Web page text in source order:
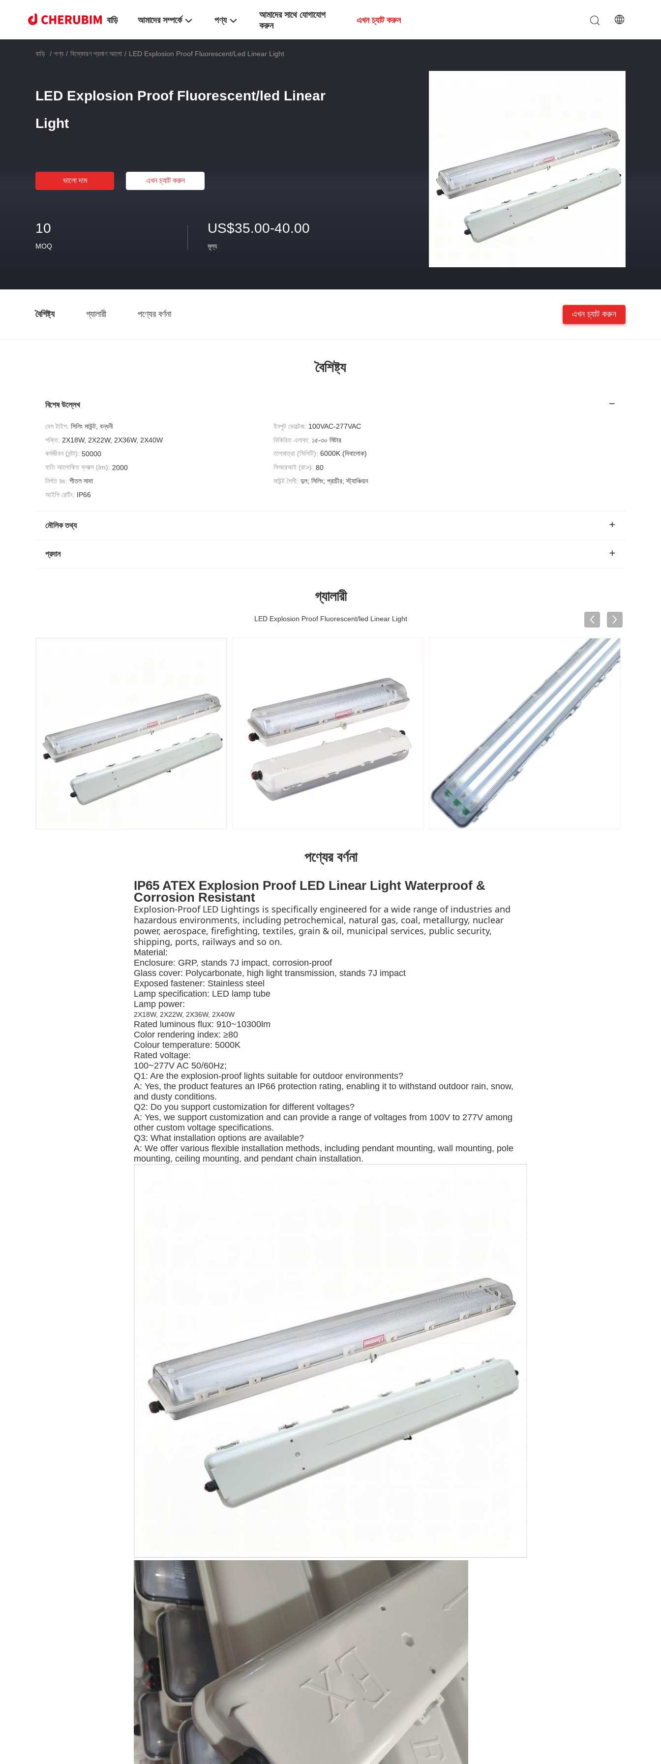
বাড়ি আমাদের সম্পর্কে পণ্য
আমাদের সাথে যোগাযোগ
করুন
এখন চ্যাট করুন
বাড়ি / পণ্য / বিস্ফোরণ প্রমাণ আলো / LED Explosion Proof Fluorescent/led Linear Light
LED Explosion Proof Fluorescent/led Linear
Light
ভালো দাম এখন চ্যাট করুন
10
MOQ
US$35.00-40.00
মূল্য
বৈশিষ্ট্য গ্যালারী পণ্যের বর্ণনা এখন চ্যাট করুন
বৈশিষ্ট্য
বিশেষ উল্লেখ
বেস টাইপ: সিলিং মাউন্ট, বন্ধনী ইনপুট ভোল্টেজ: 100VAC-277VAC
শক্তি: 2X18W, 2X22W, 2X36W, 2X40W বিকিরিত এলাকা: ১৫-৩০ মিটার
কর্মজীবন (ঘন্টা): 50000 তাপমাত্রা (সিসিটি): 6000K (দিবালোক)
বাতি আলোকিত ফ্লাক্স (lm): 2000 সিআরআই (রা>): 80
নির্গত রঙ: শীতল সাদা মাউন্ট শৈলী: দুল; সিলিং; প্রাচীর; স্ট্যাঞ্চিয়ন
আইপি রেটিং: IP66
মৌলিক তথ্য
প্রদান
গ্যালারী
LED Explosion Proof Fluorescent/led Linear Light
পণ্যের বর্ণনা
IP65 ATEX Explosion Proof LED Linear Light Waterproof &
Corrosion Resistant
Explosion-Proof LED Lightings is specifically engineered for a wide range of industries and
hazardous environments, including petrochemical, natural gas, coal, metallurgy, nuclear
power, aerospace, firefighting, textiles, grain & oil, municipal services, public security,
shipping, ports, railways and so on.
Material:
Enclosure: GRP, stands 7J impact, corrosion-proof
Glass cover: Polycarbonate, high light transmission, stands 7J impact
Exposed fastener: Stainless steel
Lamp specification: LED lamp tube
Lamp power:
2X18W, 2X22W, 2X36W, 2X40W
Rated luminous flux: 910~10300lm
Color rendering index: ≥80
Colour temperature: 5000K
Rated voltage:
100~277V AC 50/60Hz;
Q1: Are the explosion-proof lights suitable for outdoor environments?
A: Yes, the product features an IP66 protection rating, enabling it to withstand outdoor rain, snow,
and dusty conditions.
Q2: Do you support customization for different voltages?
A: Yes, we support customization and can provide a range of voltages from 100V to 277V among
other custom voltage specifications.
Q3: What installation options are available?
A: We offer various flexible installation methods, including pendant mounting, wall mounting, pole
mounting, ceiling mounting, and pendant chain installation.